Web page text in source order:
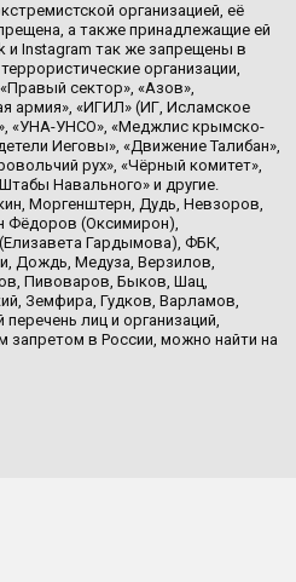
организацией, её
а также принадлежащие ей
и Instagram так же запрещены в
организации,
сектор», «Азов»,
армия», «ИГИЛ» (ИГ, Исламское
«УНА-УНСО», «Меджлис крымско-
Иеговы», «Движение Талибан»,
рух», «Чёрный комитет»,
Навального» и другие.
Моргенштерн, Дудь, Невзоров,
Фёдоров (Оксимирон),
Гардымова), ФБК,
Дождь, Медуза, Верзилов,
Пивоваров, Быков, Шац,
Земфира, Гудков, Варламов,
лиц и организаций,
запретом в России, можно найти на